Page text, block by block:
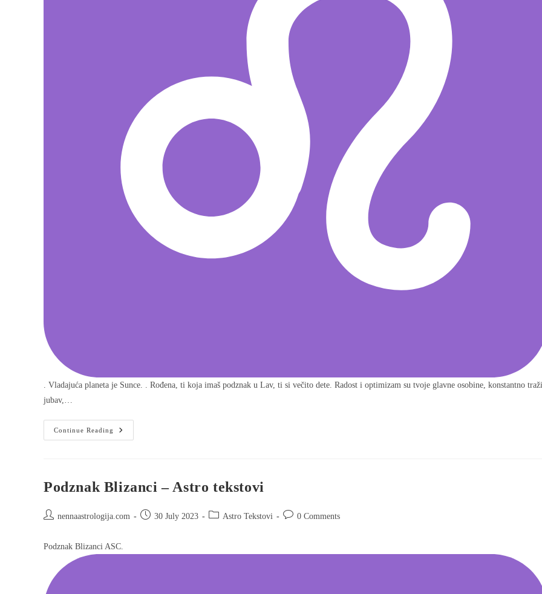
. Vladajuća planeta je Sunce. . Rođena, ti koja imaš podznak u Lav, ti si večito dete. Radost i optimizam su tvoje glavne osobine, konstantno
jubav,…
Continue Reading
Podznak Blizanci – Astro tekstovi
nennaastrologija.com 30 July 2023 Astro Tekstovi 0 Comments
Podznak Blizanci ASC.